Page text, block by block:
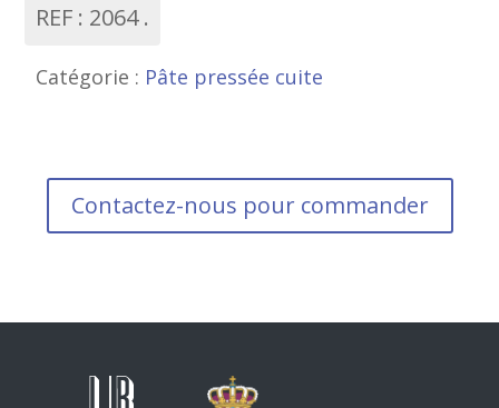
REF : 2064
Catégorie : Pâte pressée cuite
Contactez-nous pour commander